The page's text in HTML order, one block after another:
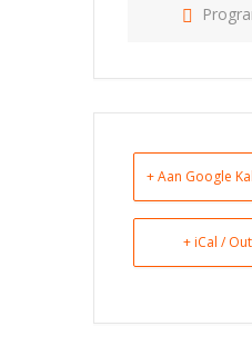
+ Aan Google
+ iCal /